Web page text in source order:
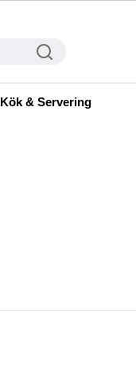
Kök & Servering